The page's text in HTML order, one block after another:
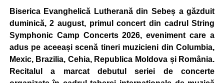
celor aflați la început de drum, cât și celor cu experiență în
mountain bike. La finalul întrecerii, cei mai bine clasați
concurenți vor fi recompensați cu premii în bani și premii
oferite de partenerii evenimentului.
Înaintea zilei de concurs, participanții își vor putea ridica
Biserica Evanghelică Lutherană din Sebeș a găzduit
duminică, 2 august, primul concert din cadrul String
Symphonic Camp Concerts 2026, eveniment care a
adus pe aceeași scenă tineri muzicieni din Columbia,
Mexic, Brazilia, Cehia, Republica Moldova și România.
Recitalul a marcat debutul seriei de concerte